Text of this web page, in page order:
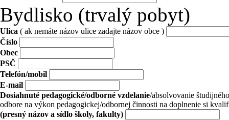
Bydlisko (trvalý pobyt)
Ulica ( ak nemáte názov ulice zadajte názov obce )
Číslo
Obec
PSČ
Telefón/mobil
E-mail
Dosiahnuté pedagogické/odborné vzdelanie/absolvovanie
odbore na výkon pedagogickej/odbornej činnosti na doplnenie si
(presný názov a sídlo školy, fakulty)